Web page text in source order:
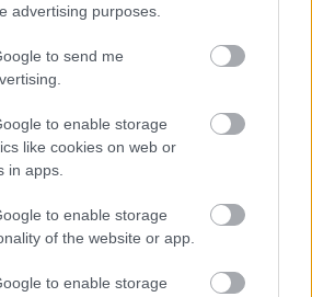
advertising purposes.
to send me
to enable storage
like cookies on web or
in apps.
to enable storage
of the website or app.
to enable storage
mint minden Dubajban: